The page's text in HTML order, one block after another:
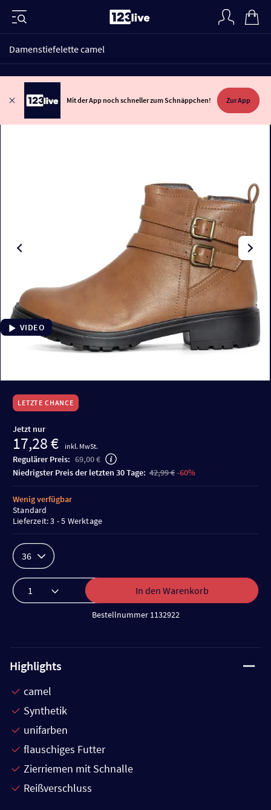
Damenstiefelette camel
Mit der App noch schneller zum Schnäppchen! Zur App
VIDEO
LETZTE CHANCE
Jetzt nur
17,28 € inkl. MwSt.
Regulärer Preis: 69,00 €
niedrigster Preis der letzten 30 Tage: 42,99 €-60%
36
In den Warenkorb
Bestellnummer 1132922
Wenig verfügbar
Standard
Lieferzeit: 3 - 5 Werktage
Highlights
camel
Synthetik
unifarben
flauschiges Futter
Zierriemen mit Schnalle
Reißverschluss